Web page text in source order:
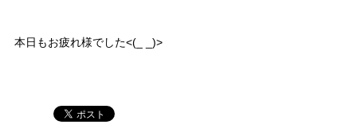
本日もお疲れ様でした<(_ _)>